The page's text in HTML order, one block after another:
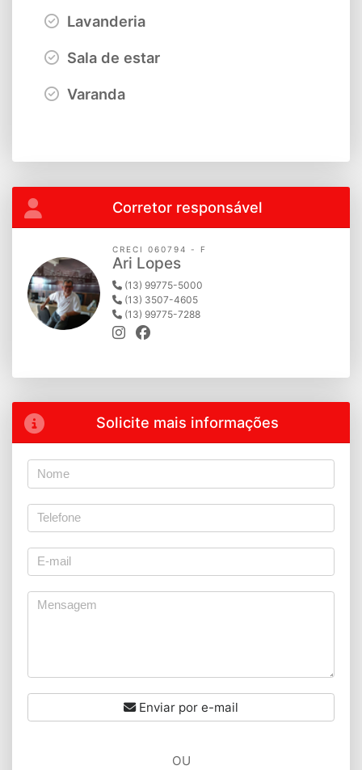
Lavanderia
Sala de estar
Varanda
Corretor responsável
CRECI 060794 - F
Ari Lopes
(13) 99775-5000
(13) 3507-4605
(13) 99775-7288
Solicite mais informações
Enviar por e-mail
OU